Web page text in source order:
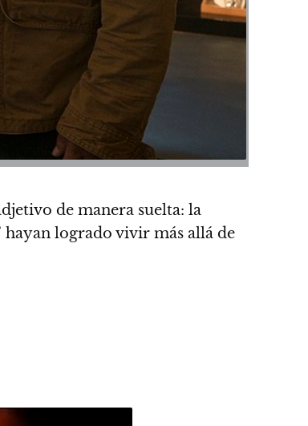
de manera suelta: la
hayan logrado vivir más allá de